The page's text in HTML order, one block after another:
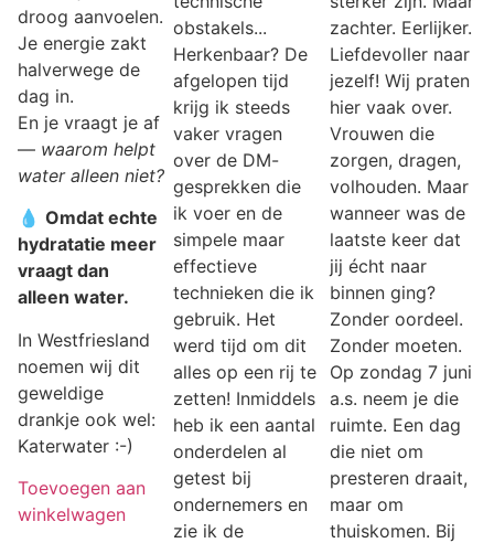
droog aanvoelen.
Je energie zakt
halverwege de
dag in.
En je vraagt je af
— waarom helpt
water alleen niet?
💧 Omdat echte
hydratatie meer
vraagt dan
alleen water.
In Westfriesland
noemen wij dit
geweldige
drankje ook wel:
Katerwater :-)
Toevoegen aan
winkelwagen
obstakels...
Herkenbaar? De
afgelopen tijd
krijg ik steeds
vaker vragen
over de DM-
gesprekken die
ik voer en de
simpele maar
effectieve
technieken die ik
gebruik. Het
werd tijd om dit
alles op een rij te
zetten! Inmiddels
heb ik een aantal
onderdelen al
getest bij
ondernemers en
zie ik de
zachter. Eerlijker.
Liefdevoller naar
jezelf! Wij praten
hier vaak over.
Vrouwen die
zorgen, dragen,
volhouden. Maar
wanneer was de
laatste keer dat
jij écht naar
binnen ging?
Zonder oordeel.
Zonder moeten.
Op zondag 7 juni
a.s. neem je die
ruimte. Een dag
die niet om
presteren draait,
maar om
thuiskomen. Bij